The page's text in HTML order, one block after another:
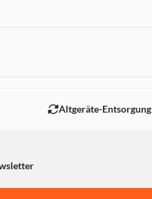
Altgeräte-Entsorgung